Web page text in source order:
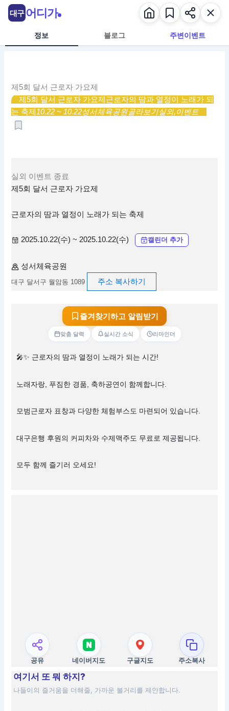
정보 블로그 주변이벤트
제5회 달서 근로자 가요제
제5회 달서 근로자 가요제 근로자의 땀과 열정이 노래가 되
는 축제 10.22 ~ 10.22성서체육공원골라보기실외,이벤트
실외 이벤트 종료
제5회 달서 근로자 가요제
근로자의 땀과 열정이 노래가 되는 축제
2025.10.22(수) ~ 2025.10.22(수) 캘린더 추가
성서체육공원
대구 달서구 월암동 1089 주소 복사하기
즐겨찾기하고 알림받기
맞춤 달력 실시간 소식 리마인더
🎤✨ 근로자의 땀과 열정이 노래가 되는 시간!
노래자랑, 푸짐한 경품, 축하공연이 함께합니다.
모범근로자 표창과 다양한 체험부스도 마련되어 있습니다.
대구은행 후원의 커피차와 수제맥주도 무료로 제공됩니다.
모두 함께 즐기러 오세요!
공유 네이버지도 구글지도 주소복사
여기서 또 뭐 하지?
나들이의 즐거움을 더해줄, 가까운 볼거리를 제안합니다.
대구 어디가